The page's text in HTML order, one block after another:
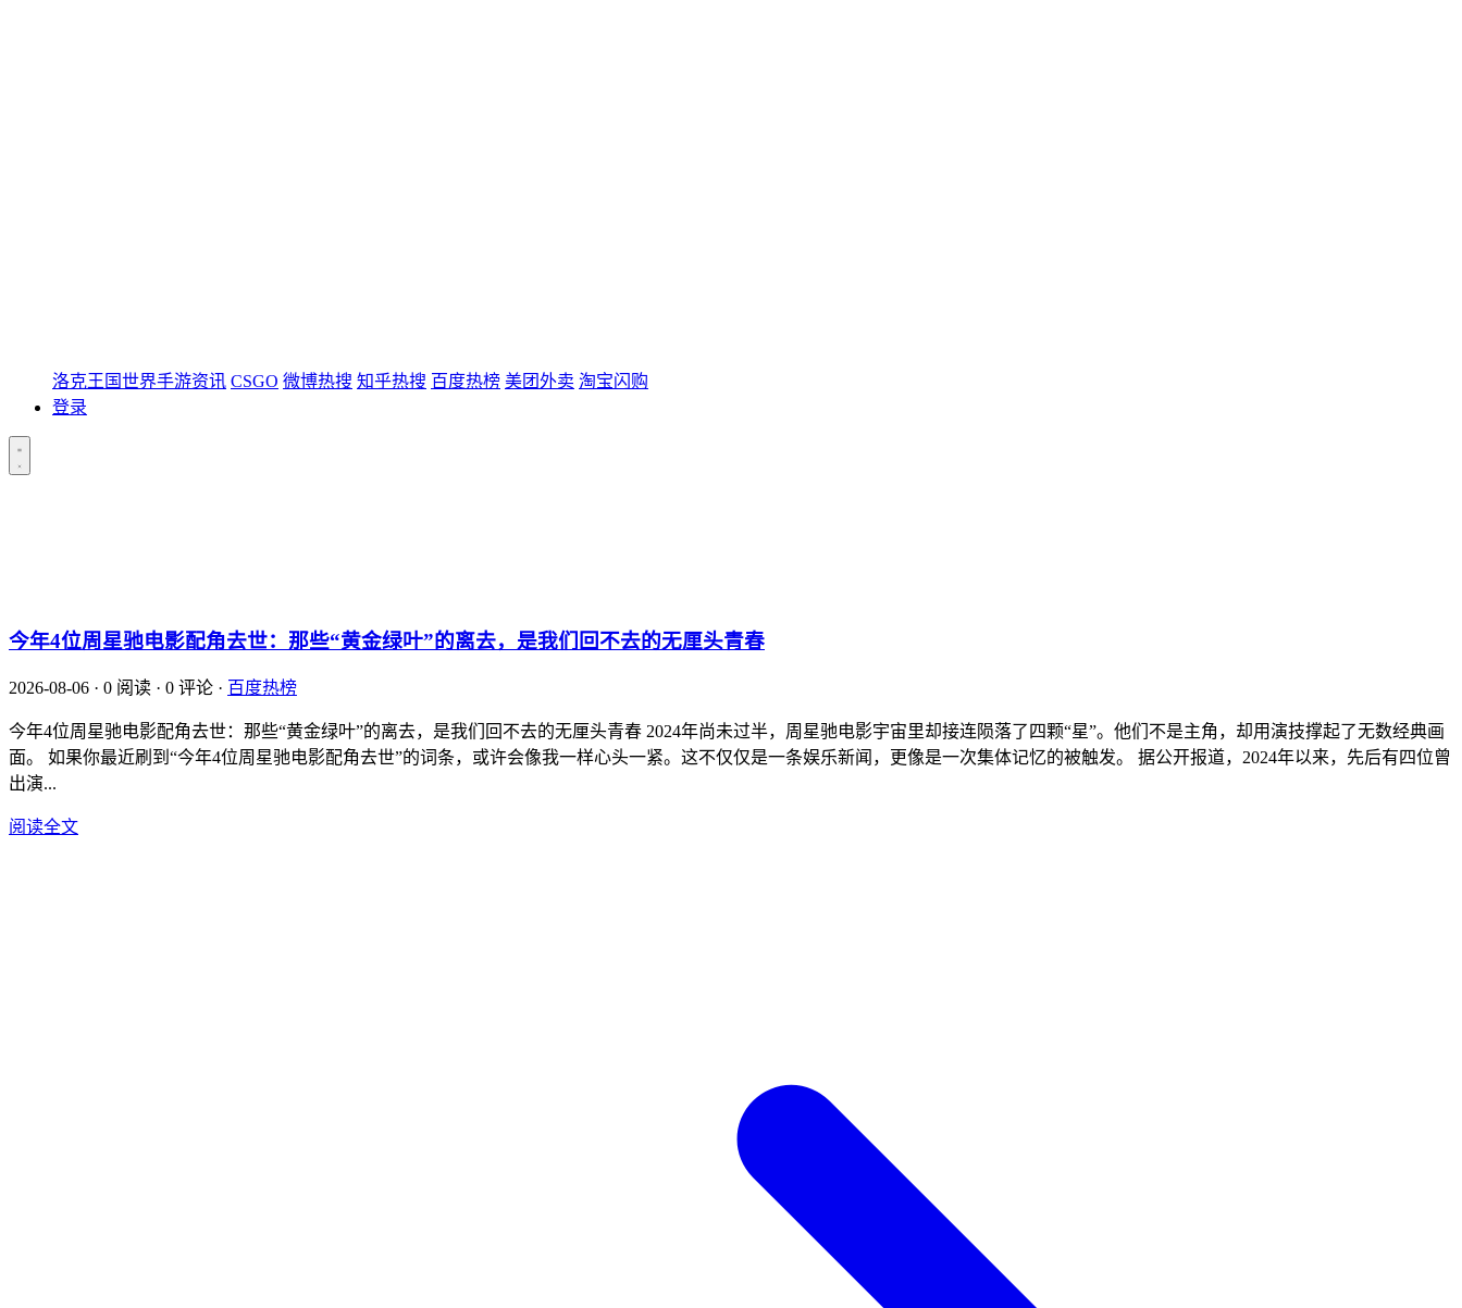
洛克王国世界手游资讯 CSGO 微博热搜 知乎热搜 百度热榜 美团外卖 淘宝闪购
登录
今年4位周星驰电影配角去世：那些“黄金绿叶”的离去，是我们回不去的无厘头青春
2026-08-06 · 0 阅读 · 0 评论 · 百度热榜
今年4位周星驰电影配角去世：那些“黄金绿叶”的离去，是我们回不去的无厘头青春 2024年尚未过半，周星驰电影宇宙里却接连陨落了四颗“星”。他们不是主角，却用演技撑起了无数经典画
面。 如果你最近刷到“今年4位周星驰电影配角去世”的词条，或许会像我一样心头一紧。这不仅仅是一条娱乐新闻，更像是一次集体记忆的被触发。 据公开报道，2024年以来，先后有四位曾
出演...
阅读全文